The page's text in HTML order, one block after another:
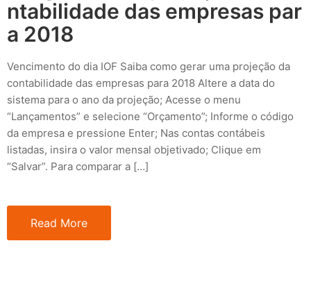
ntabilidade das empresas par
a 2018
Vencimento do dia IOF Saiba como gerar uma projeção da
contabilidade das empresas para 2018 Altere a data do
sistema para o ano da projeção; Acesse o menu
“Lançamentos” e selecione “Orçamento”; Informe o código
da empresa e pressione Enter; Nas contas contábeis
listadas, insira o valor mensal objetivado; Clique em
“Salvar”. Para comparar a […]
Read More